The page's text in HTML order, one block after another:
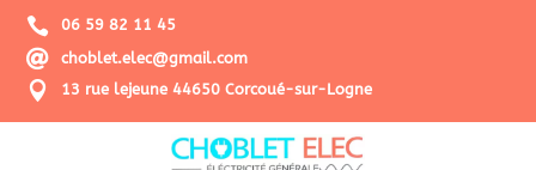
 06 59 82 11 45
 choblet.elec@gmail.com
 13 rue lejeune 44650 Corcoué-sur-Logne